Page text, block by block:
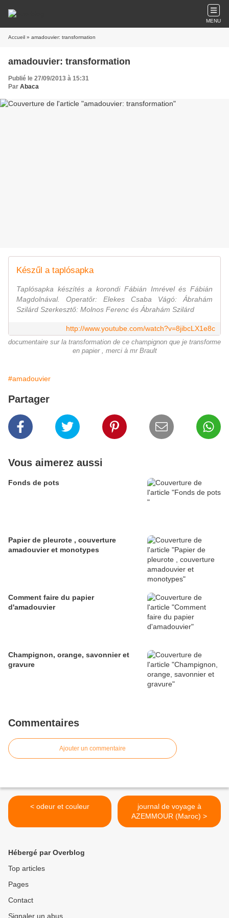
MENU
Accueil » amadouvier: transformation
amadouvier: transformation
Publié le 27/09/2013 à 15:31
Par Abaca
Készűl a taplósapka
Taplósapka készítés a korondi Fábián Imrével és Fábián
Magdolnával. Operatőr: Elekes Csaba Vágó: Ábrahám
Szilárd Szerkesztő: Molnos Ferenc és Ábrahám Szilárd
http://www.youtube.com/watch?v=8jibcLX1e8c
documentaire sur la transformation de ce champignon que je transforme
en papier , merci à mr Brault
#amadouvier
Partager
Vous aimerez aussi
Fonds de pots
Papier de pleurote , couverture
amadouvier et monotypes
Comment faire du papier
d'amadouvier
Champignon, orange, savonnier et
gravure
Commentaires
Ajouter un commentaire
< odeur et couleur
journal de voyage à
AZEMMOUR (Maroc) >
Hébergé par Overblog
Top articles
Pages
Contact
Signaler un abus